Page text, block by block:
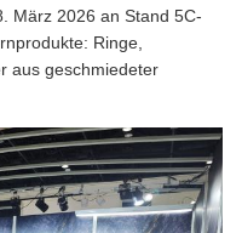
März 2026 an Stand 5C-
Ringe,
aus geschmiedeter